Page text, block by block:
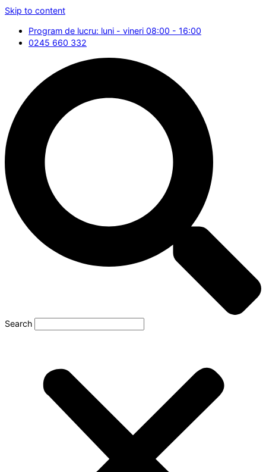
Skip to content
Program de lucru: luni - vineri 08:00 - 16:00
0245 660 332
Search